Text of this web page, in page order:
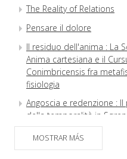
The Reality of Relations
Pensare il dolore
Il residuo dell'anima : La
Anima cartesiana e il
Conimbricensis fra
fisiologia
Angoscia e redenzione :
della temporalità in Søren
Kierkegaard
MOSTRAR MÁS